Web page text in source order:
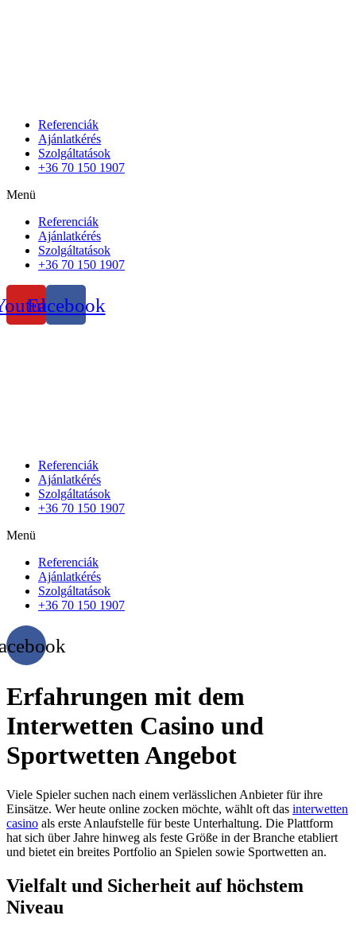
Referenciák
Ajánlatkérés
Szolgáltatások
+36 70 150 1907
Menü
Referenciák
Ajánlatkérés
Szolgáltatások
+36 70 150 1907
Facebook
Referenciák
Ajánlatkérés
Szolgáltatások
+36 70 150 1907
Menü
Referenciák
Ajánlatkérés
Szolgáltatások
+36 70 150 1907
Erfahrungen mit dem
Interwetten Casino und
Sportwetten Angebot
Viele Spieler suchen nach einem verlässlichen Anbieter für ihre
Einsätze. Wer heute online zocken möchte, wählt oft das interwetten
casino als erste Anlaufstelle für beste Unterhaltung. Die Plattform
hat sich über Jahre hinweg als feste Größe in der Branche etabliert
und bietet ein breites Portfolio an Spielen sowie Sportwetten an.
Vielfalt und Sicherheit auf höchstem
Niveau